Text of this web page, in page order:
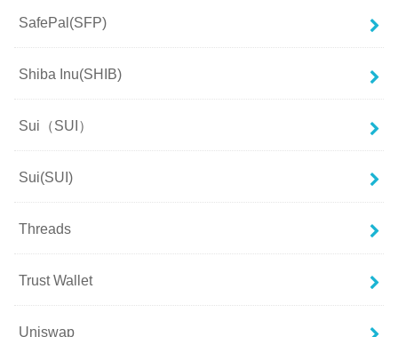
SafePal(SFP)
Shiba Inu(SHIB)
Sui（SUI）
Sui(SUI)
Threads
Trust Wallet
Uniswap